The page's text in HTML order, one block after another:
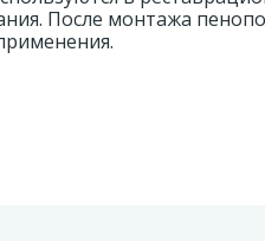
После монтажа